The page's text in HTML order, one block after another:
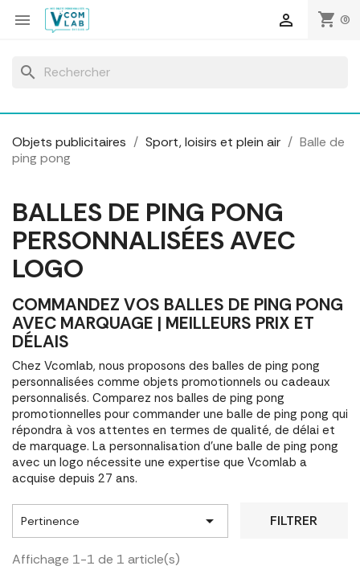
 shopping_cart (0)

search
Objets publicitaires Sport, loisirs et plein air
Balle de
ping pong
BALLES DE PING PONG
PERSONNALISÉES AVEC
LOGO
COMMANDEZ VOS BALLES DE PING PONG
AVEC MARQUAGE | MEILLEURS PRIX ET
DÉLAIS
Chez Vcomlab, nous proposons des balles de ping pong
personnalisées comme objets promotionnels ou cadeaux
personnalisés. Comparez nos balles de ping pong
promotionnelles pour commander une balle de ping pong qui
répondra à vos attentes en termes de qualité, de délai et
de marquage. La personnalisation d'une balle de ping pong
avec un logo nécessite une expertise que Vcomlab a
acquise depuis 27 ans.
Pertinence  FILTRER
Affichage 1-1 de 1 article(s)
Panneau de gestion des cookies